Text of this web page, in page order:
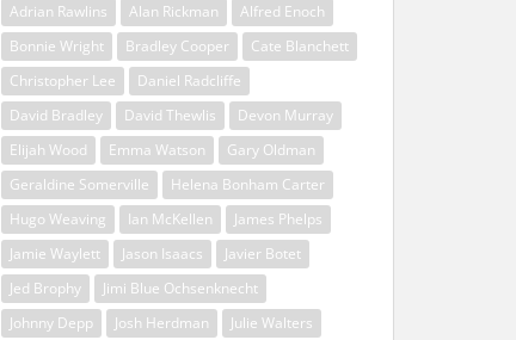
Adrian Rawlins Alan Rickman
Alfred Enoch
Bonnie Wright
Bradley Cooper
Cate Blanchett
Christopher Lee
Daniel Radcliffe
David Bradley
David Thewlis
Devon Murray
Elijah Wood
Emma Watson
Gary Oldman
Geraldine Somerville
Helena Bonham Carter
Hugo Weaving
Ian McKellen
James Phelps
Jamie Waylett
Jason Isaacs
Javier Botet
Jed Brophy
Jimi Blue Ochsenknecht
Johnny Depp
Josh Herdman
Julie Walters